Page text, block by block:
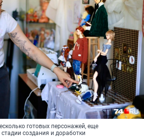
готовых персонажей, еще
создания и доработки